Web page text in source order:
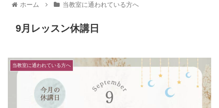
ホーム 当教室に通われている方へ
9月レッスン休講日
当教室に通われている方へ